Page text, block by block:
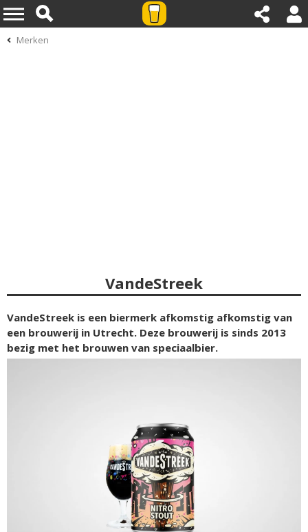
Merken
VandeStreek
VandeStreek is een biermerk afkomstig afkomstig van
een brouwerij in Utrecht. Deze brouwerij is sinds 2013
bezig met het brouwen van speciaalbier.